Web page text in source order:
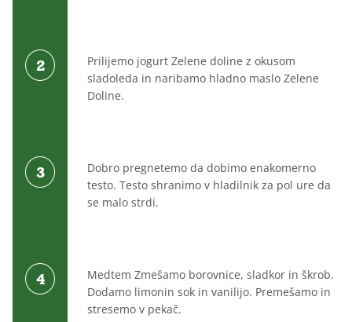
Prilijemo jogurt Zelene doline z okusom
sladoleda in naribamo hladno maslo Zelene
Doline.
Dobro pregnetemo da dobimo enakomerno
testo. Testo shranimo v hladilnik za pol ure da
se malo strdi.
Medtem Zmešamo borovnice, sladkor in škrob.
Dodamo limonin sok in vanilijo. Premešamo in
stresemo v pekač.